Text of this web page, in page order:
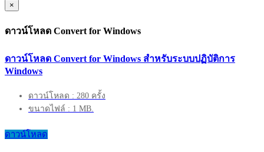
×
ดาวน์โหลด Convert for Windows
ดาวน์โหลด Convert for Windows สำหรับระบบปฏิบัติการ
Windows
ดาวน์โหลด : 280 ครั้ง
ขนาดไฟล์ : 1 MB.
ดาวน์โหลด